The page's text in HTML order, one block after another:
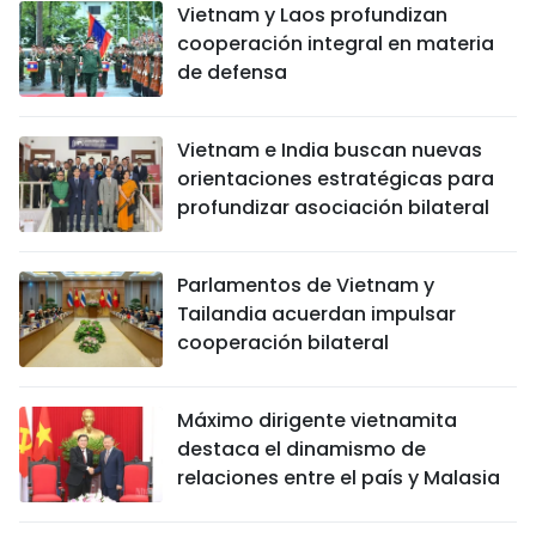
Vietnam y Laos profundizan
cooperación integral en materia
de defensa
Vietnam e India buscan nuevas
orientaciones estratégicas para
profundizar asociación bilateral
Parlamentos de Vietnam y
Tailandia acuerdan impulsar
cooperación bilateral
Máximo dirigente vietnamita
destaca el dinamismo de
relaciones entre el país y Malasia